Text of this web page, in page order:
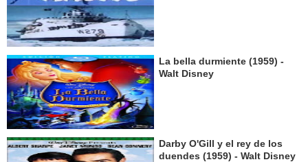
La bella durmiente (1959) -
Walt Disney
Darby O'Gill y el rey de los
duendes (1959) - Walt Disney